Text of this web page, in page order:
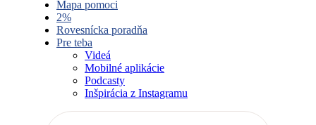
Mapa pomoci
2%
Rovesnícka poradňa
Pre teba
Videá
Mobilné aplikácie
Podcasty
Inšpirácia z Instagramu